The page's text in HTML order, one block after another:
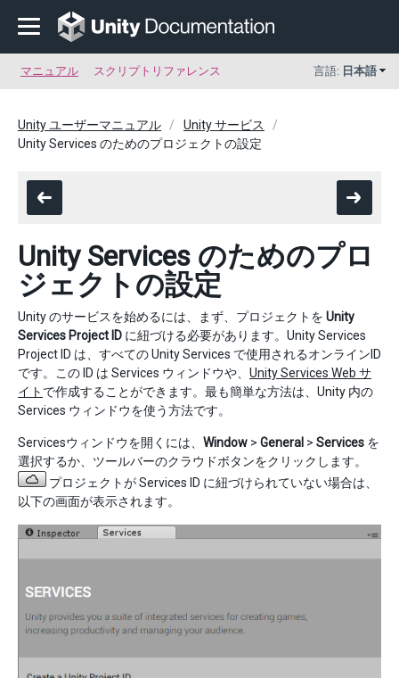
マニュアル スクリプトリファレンス 言語: 日本語
Unity ユーザーマニュアル
Unity サービス
Unity Services のためのプロジェクトの設定
Unity Services のためのプロ
ジェクトの設定
Unity のサービスを始めるには、まず、プロジェクトを Unity
Services Project ID に紐づける必要があります。Unity Services
Project ID は、すべての Unity Services で使用されるオンラインID
です。この ID は Services ウィンドウや、 Unity Services Web サ
イト で作成することができます。最も簡単な方法は、Unity 内の
Services ウィンドウを使う方法です。
Servicesウィンドウを開くには、 Window > General > Services を
選択するか、ツールバーのクラウドボタンをクリックします。
プロジェクトが Services ID に紐づけられていない場合は、
以下の画面が表示されます。